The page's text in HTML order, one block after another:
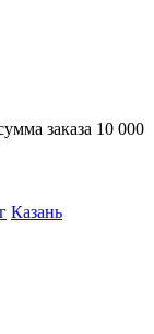
заказа 10 000
Казань